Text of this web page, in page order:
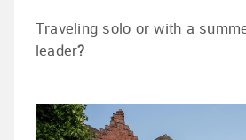
Traveling solo or with a
leader?